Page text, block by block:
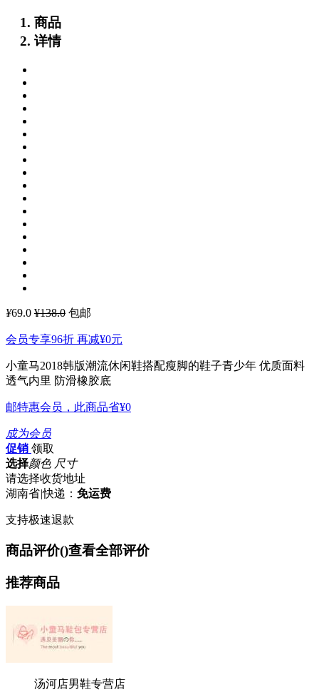
商品
详情
¥69.0 ¥138.0 包邮
会员专享96折 再减¥0元
小童马2018韩版潮流休闲鞋搭配瘦脚的鞋子青少年 优质面料
透气内里 防滑橡胶底
邮特惠会员，此商品省¥0
成为会员
促销 领取
选择颜色 尺寸
请选择收货地址
湖南省|快递： 免运费
支持极速退款
商品评价()查看全部评价
推荐商品
汤河店男鞋专营店